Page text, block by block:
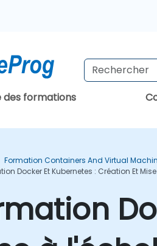
des formations
Formation Containers And Virtual
Docker Et Kubernetes : Création Et